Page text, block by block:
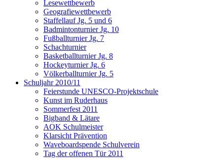
Lesewettbewerb
Geografiewettbewerb
Staffellauf Jg. 5 und 6
Badmintonturnier Jg. 10
Fußballturnier Jg. 7
Schachturnier
Basketballturnier Jg. 8
Hockeyturnier Jg. 6
Völkerballturnier Jg. 5
Schuljahr 2010/11
Feierstunde UNESCO-Projektschule
Kunst im Ruderhaus
Sommerfest 2011
Bigband & Lätare
AOK Schulmeister
Klarsicht Prävention
Waveboardspende Schulverein
Tag der offenen Tür 2011